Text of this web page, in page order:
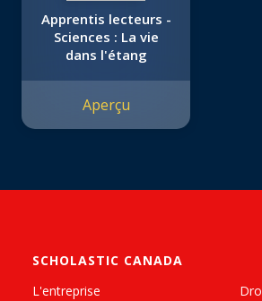
Apprentis lecteurs -
Sciences : La vie
dans l'étang
Aperçu
SCHOLASTIC CANADA
L'entreprise